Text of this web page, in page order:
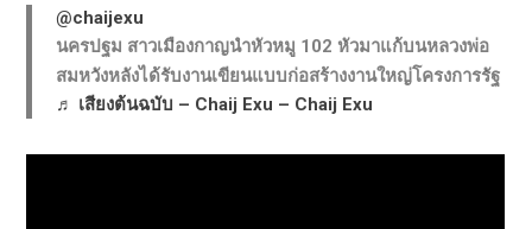
@chaijexu
นครปฐม สาวเมืองกาญนำหัวหมู 102 หัวมาแก้บนหลวงพ่อ
สมหวังหลังได้รับงานเขียนแบบก่อสร้างงานใหญ่โครงการรัฐ
♬ เสียงต้นฉบับ – Chaij Exu – Chaij Exu